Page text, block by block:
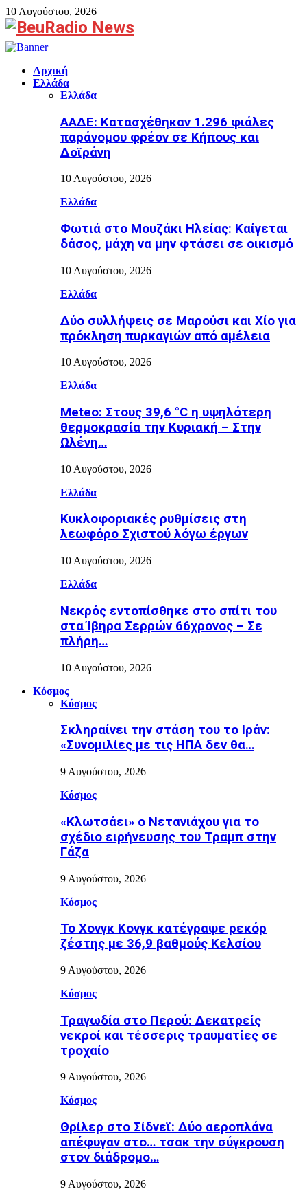
10 Αυγούστου, 2026
Facebook
Αρχική
Ελλάδα
Ελλάδα
ΑΑΔΕ: Κατασχέθηκαν 1.296 φιάλες
παράνομου φρέον σε Κήπους και
Δοϊράνη
10 Αυγούστου, 2026
Ελλάδα
Φωτιά στο Μουζάκι Ηλείας: Καίγεται
δάσος, μάχη να μην φτάσει σε οικισμό
10 Αυγούστου, 2026
Ελλάδα
Δύο συλλήψεις σε Μαρούσι και Χίο για
πρόκληση πυρκαγιών από αμέλεια
10 Αυγούστου, 2026
Ελλάδα
Meteo: Στους 39,6 °C η υψηλότερη
θερμοκρασία την Κυριακή – Στην
Ωλένη…
10 Αυγούστου, 2026
Ελλάδα
Κυκλοφοριακές ρυθμίσεις στη
λεωφόρο Σχιστού λόγω έργων
10 Αυγούστου, 2026
Ελλάδα
Νεκρός εντοπίσθηκε στο σπίτι του
στα Ίβηρα Σερρών 66χρονος – Σε
πλήρη…
10 Αυγούστου, 2026
Κόσμος
Κόσμος
Σκληραίνει την στάση του το Ιράν:
«Συνομιλίες με τις ΗΠΑ δεν θα…
9 Αυγούστου, 2026
Κόσμος
«Κλωτσάει» ο Νετανιάχου για το
σχέδιο ειρήνευσης του Τραμπ στην
Γάζα
9 Αυγούστου, 2026
Κόσμος
Το Χονγκ Κονγκ κατέγραψε ρεκόρ
ζέστης με 36,9 βαθμούς Κελσίου
9 Αυγούστου, 2026
Κόσμος
Τραγωδία στο Περού: Δεκατρείς
νεκροί και τέσσερις τραυματίες σε
τροχαίο
9 Αυγούστου, 2026
Κόσμος
Θρίλερ στο Σίδνεϊ: Δύο αεροπλάνα
απέφυγαν στο… τσακ την σύγκρουση
στον διάδρομο…
9 Αυγούστου, 2026